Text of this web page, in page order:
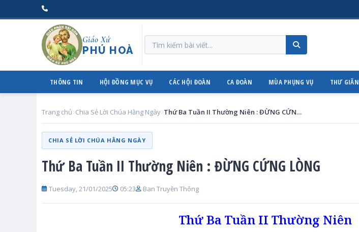
Giáo Xứ
PHÚ HOÀ
THÔNG TIN HỘI ĐỒNG MỤC VỤ CÁC HỘI ĐOÀN CA ĐOÀN MÙA PHỤNG VỤ THƯ GIÃN
Trang chủ Chia Sẻ Lời Chúa Hằng Ngày Thứ Ba Tuần II Thường Niên : ĐỪNG CỨNG LÒNG
CHIA SẺ LỜI CHÚA HẰNG NGÀY
Thứ Ba Tuần II Thường Niên : ĐỪNG CỨNG LÒNG
Tuesday, 21/01/2025 05:23 Ban Truyền Thông
Thứ Ba Tuần II Thường Niên